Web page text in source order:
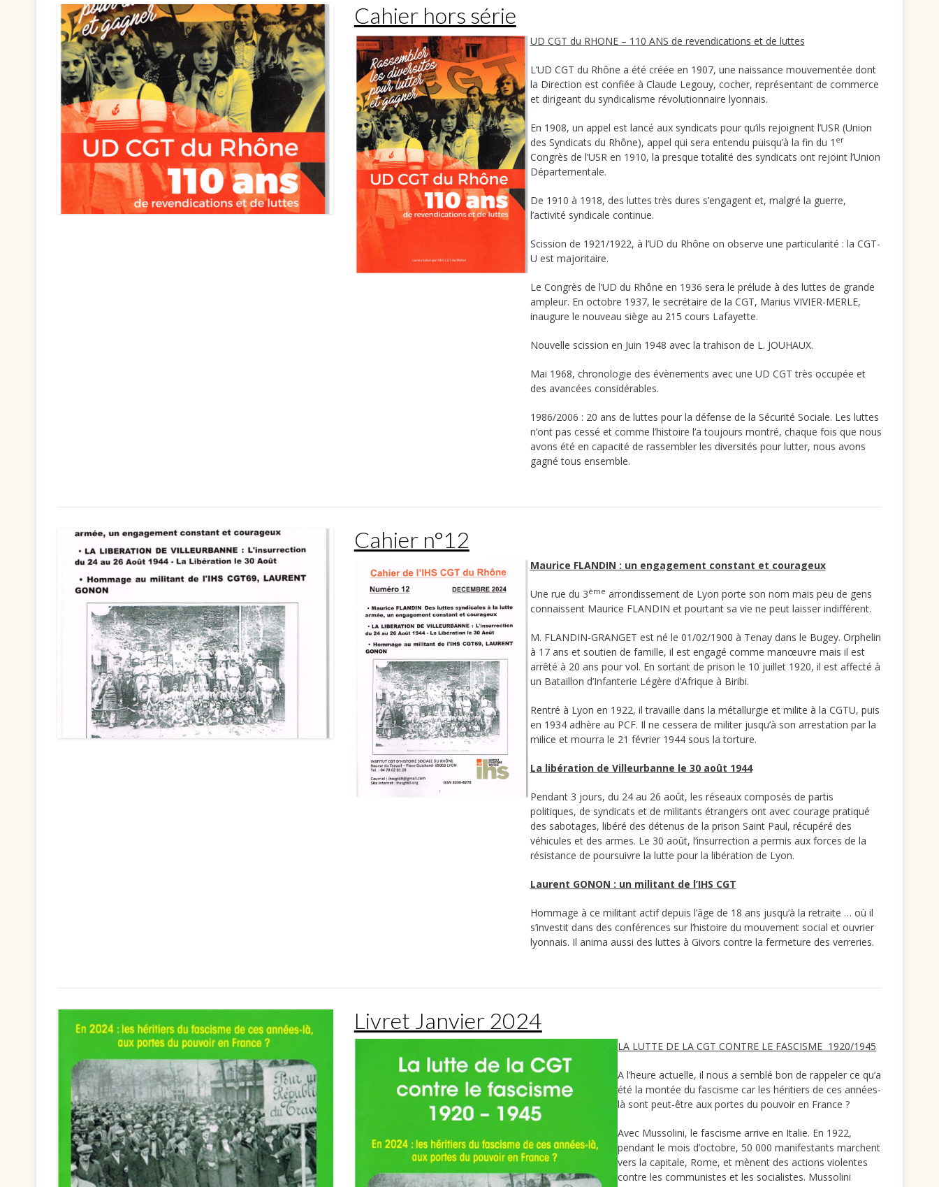
Cahier hors série
UD CGT du RHONE – 110 ANS de revendications et de luttes
L’UD CGT du Rhône a été créée en 1907, une naissance mouvementée dont
la Direction est confiée à Claude Legouy, cocher, représentant de commerce
et dirigeant du syndicalisme révolutionnaire lyonnais.
En 1908, un appel est lancé aux syndicats pour qu’ils rejoignent l’USR (Union
des Syndicats du Rhône), appel qui sera entendu puisqu’à la fin du 1 er
Congrès de l’USR en 1910, la presque totalité des syndicats ont rejoint l’Union
Départementale.
De 1910 à 1918, des luttes très dures s’engagent et, malgré la guerre,
l’activité syndicale continue.
Scission de 1921/1922, à l’UD du Rhône on observe une particularité : la CGT-
U est majoritaire.
Le Congrès de l’UD du Rhône en 1936 sera le prélude à des luttes de grande
ampleur. En octobre 1937, le secrétaire de la CGT, Marius VIVIER-MERLE,
inaugure le nouveau siège au 215 cours Lafayette.
Nouvelle scission en Juin 1948 avec la trahison de L. JOUHAUX.
Mai 1968, chronologie des évènements avec une UD CGT très occupée et
des avancées considérables.
1986/2006 : 20 ans de luttes pour la défense de la Sécurité Sociale. Les luttes
n’ont pas cessé et comme l’histoire l’a toujours montré, chaque fois que nous
avons été en capacité de rassembler les diversités pour lutter, nous avons
gagné tous ensemble.
Cahier n°12
Maurice FLANDIN : un engagement constant et courageux
Une rue du 3ème arrondissement de Lyon porte son nom mais peu de gens
connaissent Maurice FLANDIN et pourtant sa vie ne peut laisser indifférent.
M. FLANDIN-GRANGET est né le 01/02/1900 à Tenay dans le Bugey. Orphelin
à 17 ans et soutien de famille, il est engagé comme manœuvre mais il est
arrêté à 20 ans pour vol. En sortant de prison le 10 juillet 1920, il est affecté à
un Bataillon d’Infanterie Légère d’Afrique à Biribi.
Rentré à Lyon en 1922, il travaille dans la métallurgie et milite à la CGTU, puis
en 1934 adhère au PCF. Il ne cessera de militer jusqu’à son arrestation par la
milice et mourra le 21 février 1944 sous la torture.
La libération de Villeurbanne le 30 août 1944
Pendant 3 jours, du 24 au 26 août, les réseaux composés de partis
politiques, de syndicats et de militants étrangers ont avec courage pratiqué
des sabotages, libéré des détenus de la prison Saint Paul, récupéré des
véhicules et des armes. Le 30 août, l’insurrection a permis aux forces de la
résistance de poursuivre la lutte pour la libération de Lyon.
Laurent GONON : un militant de l’IHS CGT
Hommage à ce militant actif depuis l’âge de 18 ans jusqu’à la retraite … où il
s’investit dans des conférences sur l’histoire du mouvement social et ouvrier
lyonnais. Il anima aussi des luttes à Givors contre la fermeture des verreries.
Livret Janvier 2024
LA LUTTE DE LA CGT CONTRE LE FASCISME 1920/1945
A l’heure actuelle, il nous a semblé bon de rappeler ce qu’a
été la montée du fascisme car les héritiers de ces années-
là sont peut-être aux portes du pouvoir en France ?
Avec Mussolini, le fascisme arrive en Italie. En 1922,
pendant le mois d’octobre, 50 000 manifestants marchent
vers la capitale, Rome, et mènent des actions violentes
contre les communistes et les socialistes. Mussolini